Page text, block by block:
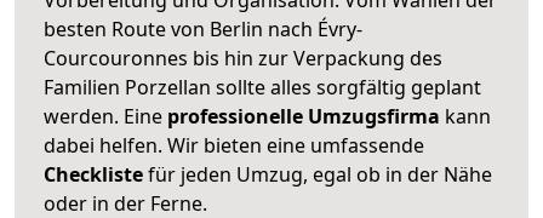
besten Route von Berlin nach Évry-
Courcouronnes bis hin zur Verpackung des
Familien Porzellan sollte alles sorgfältig geplant
werden. Eine professionelle Umzugsfirma kann
dabei helfen. Wir bieten eine umfassende
Checklistefür jeden Umzug, egal ob in der Nähe
oder in der Ferne.